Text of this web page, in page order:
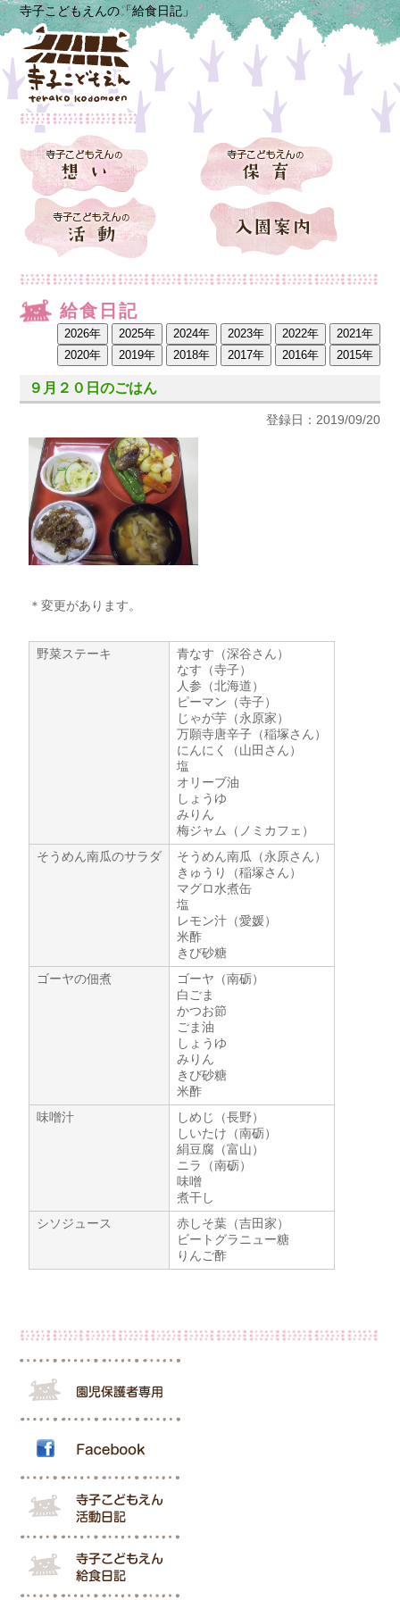
寺子こどもえんの「給食日記」
給食日記
９月２０日のごはん
登録日：2019/09/20
＊変更があります。
野菜ステーキ
青なす（深谷さん）
なす（寺子）
人参（北海道）
ピーマン（寺子）
じゃが芋（永原家）
万願寺唐辛子（稲塚さん）
にんにく（山田さん）
塩
オリーブ油
しょうゆ
みりん
梅ジャム（ノミカフェ）
そうめん南瓜のサラダ
そうめん南瓜（永原さん）
きゅうり（稲塚さん）
マグロ水煮缶
塩
レモン汁（愛媛）
米酢
きび砂糖
ゴーヤの佃煮
ゴーヤ（南砺）
白ごま
かつお節
ごま油
しょうゆ
みりん
きび砂糖
米酢
味噌汁
しめじ（長野）
しいたけ（南砺）
絹豆腐（富山）
ニラ（南砺）
味噌
煮干し
シソジュース
赤しそ葉（吉田家）
ビートグラニュー糖
りんご酢